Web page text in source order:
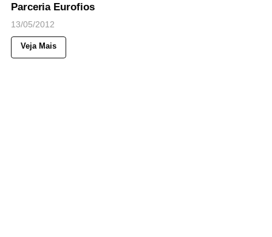
Parceria Eurofios
13/05/2012
Veja Mais